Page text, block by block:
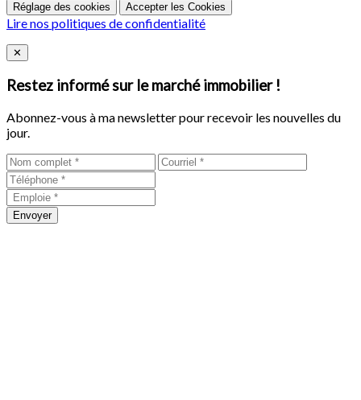
Réglage des cookies Accepter les Cookies
Lire nos politiques de confidentialité
Close
✕
Restez informé sur le marché immobilier !
Abonnez-vous à ma newsletter pour recevoir les nouvelles du
jour.
Envoyer